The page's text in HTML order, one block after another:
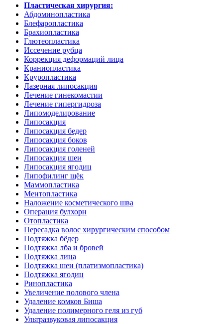
Пластическая хирургия:
Абдоминопластика
Блефаропластика
Брахиопластика
Глютеопластика
Иссечение рубца
Коррекция деформаций лица
Краниопластика
Круропластика
Лазерная липосакция
Лечение гинекомастии
Лечение гипергидроза
Липомоделирование
Липосакция
Липосакция бедер
Липосакция боков
Липосакция голеней
Липосакция шеи
Липосакция ягодиц
Липофилинг щёк
Маммопластика
Ментопластика
Наложение косметического шва
Операция булхорн
Отопластика
Пересадка волос хирургическим способом
Подтяжка бёдер
Подтяжка лба и бровей
Подтяжка лица
Подтяжка шеи (платизмопластика)
Подтяжка ягодиц
Ринопластика
Увеличение полового члена
Удаление комков Биша
Удаление полимерного геля из губ
Ультразвуковая липосакция